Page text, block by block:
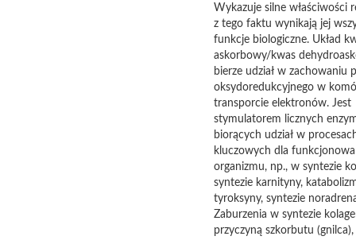
Wykazuje silne właściwości
z tego faktu wynikają jej
funkcje biologiczne. Układ
askorbowy/kwas
bierze udział w zachowaniu
oksydoredukcyjnego w
transporcie elektronów. Jest
stymulatorem licznych
biorących udział w
kluczowych dla
organizmu, np., w syntezie
syntezie karnityny,
tyroksyny, syntezie
Zaburzenia w syntezie
przyczyną szkorbutu